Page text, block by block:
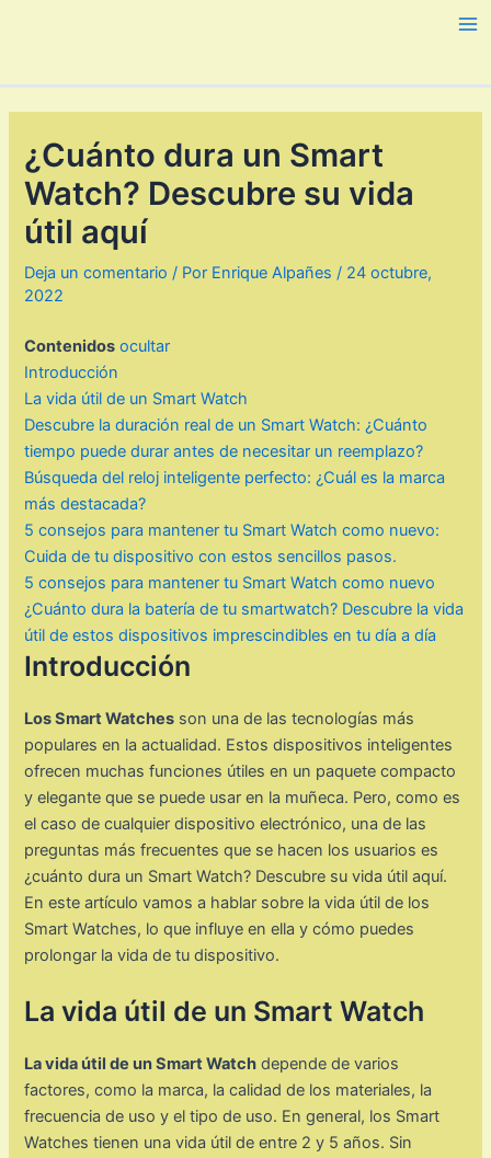
¿Cuánto dura un Smart
Watch? Descubre su vida
útil aquí
Deja un comentario / Por Enrique Alpañes/ 24 octubre,
2022
Contenidos ocultar
Introducción
La vida útil de un Smart Watch
Descubre la duración real de un Smart Watch: ¿Cuánto
tiempo puede durar antes de necesitar un reemplazo?
Búsqueda del reloj inteligente perfecto: ¿Cuál es la marca
más destacada?
5 consejos para mantener tu Smart Watch como nuevo:
Cuida de tu dispositivo con estos sencillos pasos.
5 consejos para mantener tu Smart Watch como nuevo
¿Cuánto dura la batería de tu smartwatch? Descubre la vida
útil de estos dispositivos imprescindibles en tu día a día
Introducción
Los Smart Watches son una de las tecnologías más
populares en la actualidad. Estos dispositivos inteligentes
ofrecen muchas funciones útiles en un paquete compacto
y elegante que se puede usar en la muñeca. Pero, como es
el caso de cualquier dispositivo electrónico, una de las
preguntas más frecuentes que se hacen los usuarios es
¿cuánto dura un Smart Watch? Descubre su vida útil aquí.
En este artículo vamos a hablar sobre la vida útil de los
Smart Watches, lo que influye en ella y cómo puedes
prolongar la vida de tu dispositivo.
La vida útil de un Smart Watch
La vida útil de un Smart Watch depende de varios
factores, como la marca, la calidad de los materiales, la
frecuencia de uso y el tipo de uso. En general, los Smart
Watches tienen una vida útil de entre 2 y 5 años. Sin